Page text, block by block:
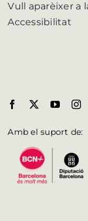
Vull aparèixer a
Accessibilitat
Amb el suport de: